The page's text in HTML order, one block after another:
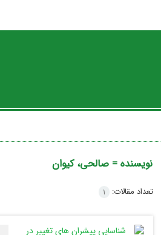
نویسنده =صالحی، کیوان
تعداد مقالات: 1